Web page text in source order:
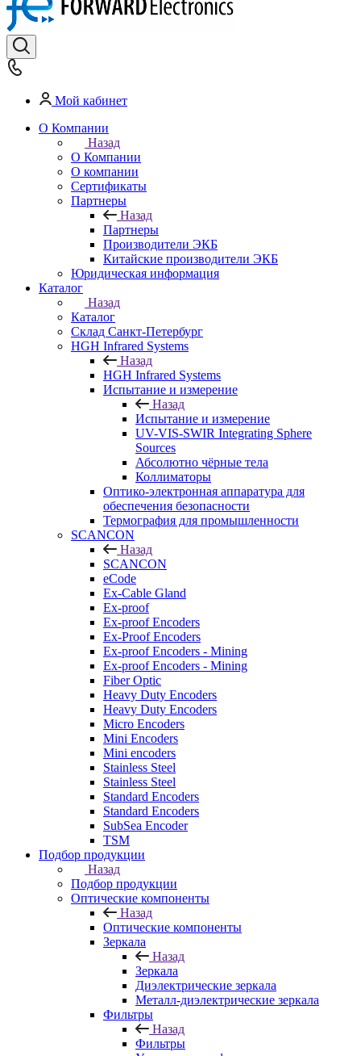
Мой кабинет
О Компании
Назад
О Компании
О компании
Сертификаты
Партнеры
Назад
Партнеры
Производители ЭКБ
Китайские производители ЭКБ
Юридическая информация
Каталог
Назад
Каталог
Cклад Санкт-Петербург
HGH Infrared Systems
Назад
HGH Infrared Systems
Испытание и измерение
Назад
Испытание и измерение
UV-VIS-SWIR Integrating Sphere
Sources
Абсолютно чёрные тела
Коллиматоры
Оптико-электронная аппаратура для
обеспечения безопасности
Термография для промышленности
SCANCON
Назад
SCANCON
eCode
Ex-Cable Gland
Ex-proof
Ex-proof Encoders
Ex-Proof Encoders
Ex-proof Encoders - Mining
Ex-proof Encoders - Mining
Fiber Optic
Heavy Duty Encoders
Heavy Duty Encoders
Micro Encoders
Mini Encoders
Mini encoders
Stainless Steel
Stainless Steel
Standard Encoders
Standard Encoders
SubSea Encoder
TSM
Подбор продукции
Назад
Подбор продукции
Оптические компоненты
Назад
Оптические компоненты
Зеркала
Назад
Зеркала
Диэлектрические зеркала
Металл-диэлектрические зеркала
Фильтры
Назад
Фильтры